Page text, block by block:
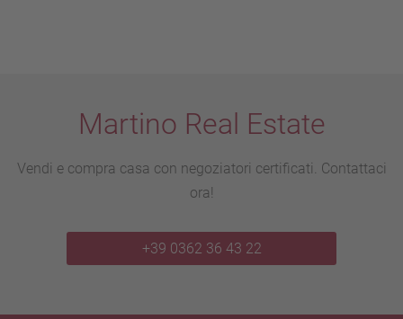
Martino Real Estate
Vendi e compra casa con negoziatori certificati. Contattaci
ora!
+39 0362 36 43 22